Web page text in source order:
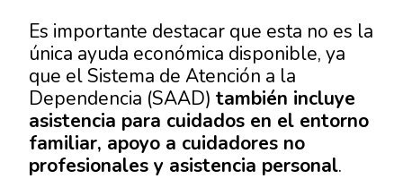
Es importante destacar que esta no es la
única ayuda económica disponible, ya
que el Sistema de Atención a la
Dependencia (SAAD)también incluye
asistencia para cuidados en el entorno
familiar, apoyo a cuidadores no
profesionales y asistencia personal.